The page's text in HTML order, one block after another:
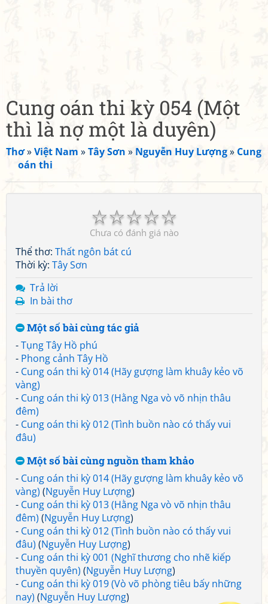
Cung oán thi kỳ 054 (Một
thì là nợ một là duyên)
Thơ»Việt Nam »Tây Sơn » Nguyễn Huy Lượng» Cung
oán thi
☆
☆
☆
☆
☆
Chưa có đánh giá nào
Thể thơ: Thất ngôn bát cú
Thời kỳ: Tây Sơn
Trả lời
In bài thơ
Một số bài cùng tác giả
-Tụng Tây Hồ phú
- Phong cảnh Tây Hồ
- Cung oán thi kỳ 014 (Hãy gượng làm khuây kẻo võ
vàng)
- Cung oán thi kỳ 013 (Hằng Nga vò võ nhịn thâu
đêm)
- Cung oán thi kỳ 012 (Tình buồn nào có thấy vui
đâu)
Một số bài cùng nguồn tham khảo
- Cung oán thi kỳ 014 (Hãy gượng làm khuây kẻo võ
vàng) (Nguyễn Huy Lượng)
- Cung oán thi kỳ 013 (Hằng Nga vò võ nhịn thâu
đêm) (Nguyễn Huy Lượng)
- Cung oán thi kỳ 012 (Tình buồn nào có thấy vui
đâu) (Nguyễn Huy Lượng)
- Cung oán thi kỳ 001 (Nghĩ thương cho nhẽ kiếp
thuyền quyên) (Nguyễn Huy Lượng)
- Cung oán thi kỳ 019 (Vò võ phòng tiêu bấy những
nay) (Nguyễn Huy Lượng)